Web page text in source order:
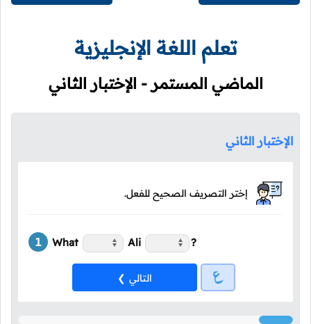
تعلم اللغة الإنجليزية
الماضي المستمر - الإختبار الثاني
الإختبار الثاني
إختر التصريف الصحيح للفعل.
What Ali ?
التالي